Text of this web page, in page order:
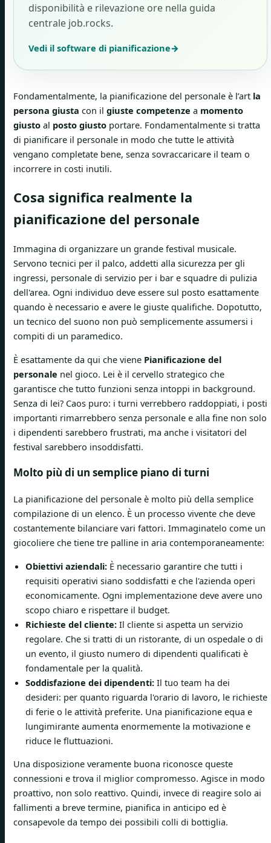
disponibilità e rilevazione ore nella guida
centrale job.rocks.
Vedi il software di pianificazione→
Fondamentalmente, la pianificazione del personale è l’art la
persona giusta con il giuste competenze a momento
giusto al posto giusto portare. Fondamentalmente si tratta
di pianificare il personale in modo che tutte le attività
vengano completate bene, senza sovraccaricare il team o
incorrere in costi inutili.
Cosa significa realmente la
pianificazione del personale
Immagina di organizzare un grande festival musicale.
Servono tecnici per il palco, addetti alla sicurezza per gli
ingressi, personale di servizio per i bar e squadre di pulizia
dell'area. Ogni individuo deve essere sul posto esattamente
quando è necessario e avere le giuste qualifiche. Dopotutto,
un tecnico del suono non può semplicemente assumersi i
compiti di un paramedico.
È esattamente da qui che viene Pianificazione del
personale nel gioco. Lei è il cervello strategico che
garantisce che tutto funzioni senza intoppi in background.
Senza di lei? Caos puro: i turni verrebbero raddoppiati, i posti
importanti rimarrebbero senza personale e alla fine non solo
i dipendenti sarebbero frustrati, ma anche i visitatori del
festival sarebbero insoddisfatti.
Molto più di un semplice piano di turni
La pianificazione del personale è molto più della semplice
compilazione di un elenco. È un processo vivente che deve
costantemente bilanciare vari fattori. Immaginatelo come un
giocoliere che tiene tre palline in aria contemporaneamente:
Obiettivi aziendali: È necessario garantire che tutti i
requisiti operativi siano soddisfatti e che l'azienda operi
economicamente. Ogni implementazione deve avere uno
scopo chiaro e rispettare il budget.
Richieste del cliente: Il cliente si aspetta un servizio
regolare. Che si tratti di un ristorante, di un ospedale o di
un evento, il giusto numero di dipendenti qualificati è
fondamentale per la qualità.
Soddisfazione dei dipendenti: Il tuo team ha dei
desideri: per quanto riguarda l'orario di lavoro, le richieste
di ferie o le attività preferite. Una pianificazione equa e
lungimirante aumenta enormemente la motivazione e
riduce le fluttuazioni.
Una disposizione veramente buona riconosce queste
connessioni e trova il miglior compromesso. Agisce in modo
proattivo, non solo reattivo. Quindi, invece di reagire solo ai
fallimenti a breve termine, pianifica in anticipo ed è
consapevole da tempo dei possibili colli di bottiglia.